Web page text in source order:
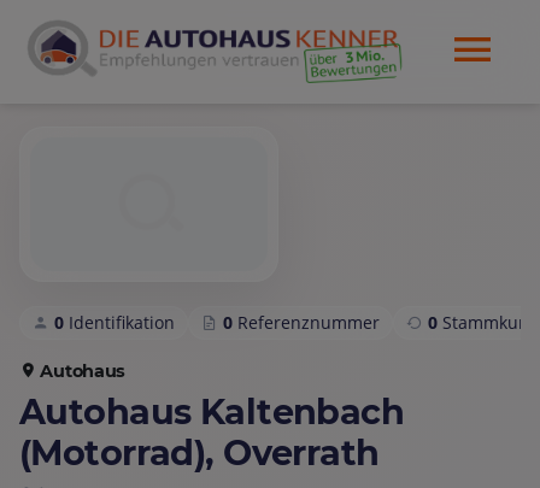
0 Identifikation 0 Referenznummer 0
Autohaus
Autohaus Kaltenbach
(Motorrad), Overrath